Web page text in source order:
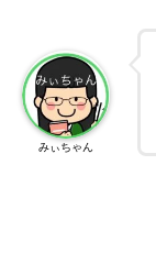
みぃちゃん